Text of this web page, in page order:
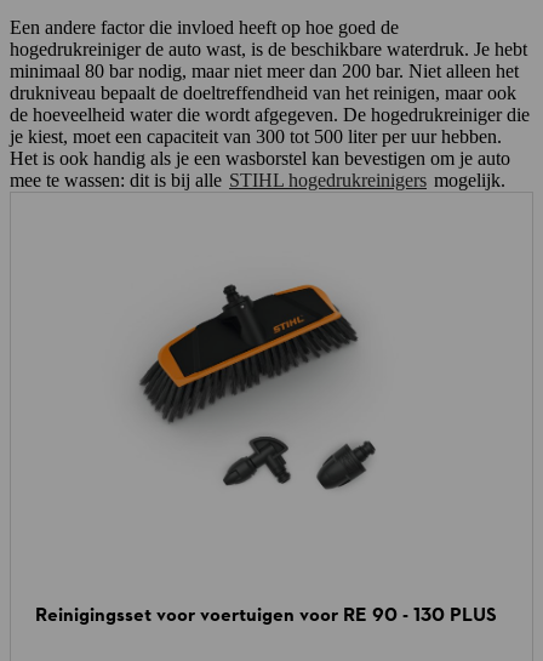
Een andere factor die invloed heeft op hoe goed de
hogedrukreiniger de auto wast, is de beschikbare waterdruk. Je hebt
minimaal 80 bar nodig, maar niet meer dan 200 bar. Niet alleen het
drukniveau bepaalt de doeltreffendheid van het reinigen, maar ook
de hoeveelheid water die wordt afgegeven. De hogedrukreiniger die
je kiest, moet een capaciteit van 300 tot 500 liter per uur hebben.
Het is ook handig als je een wasborstel kan bevestigen om je auto
mee te wassen: dit is bij alle STIHL hogedrukreinigers mogelijk.
Reinigingsset voor voertuigen voor RE 90 - 130 PLUS